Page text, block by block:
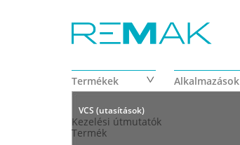
Termékek Alkalmazások
VCS (utasítások)
Kezelési útmutatók
Termék